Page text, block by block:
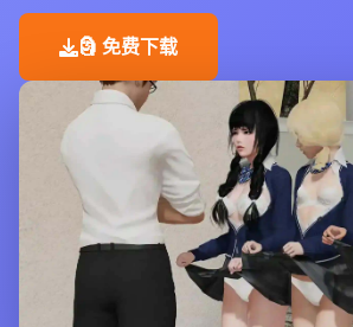
🗿 免费下载